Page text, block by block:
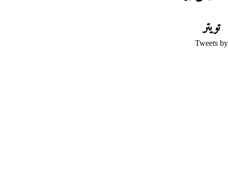
تويتر
Tweets by